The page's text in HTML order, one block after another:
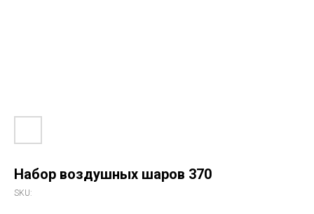
Набор воздушных шаров 370
SKU: